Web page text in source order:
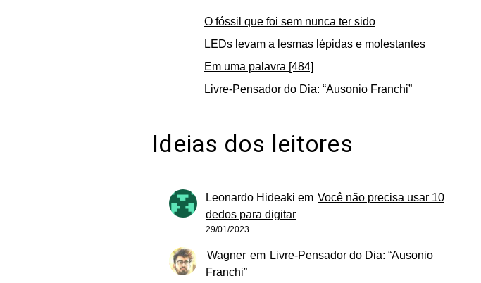
O fóssil que foi sem nunca ter sido
LEDs levam a lesmas lépidas e molestantes
Em uma palavra [484]
Livre-Pensador do Dia: “Ausonio Franchi”
Ideias dos leitores
Leonardo Hideaki em Você não precisa usar 10
dedos para digitar
29/01/2023
Wagner em Livre-Pensador do Dia: “Ausonio
Franchi”